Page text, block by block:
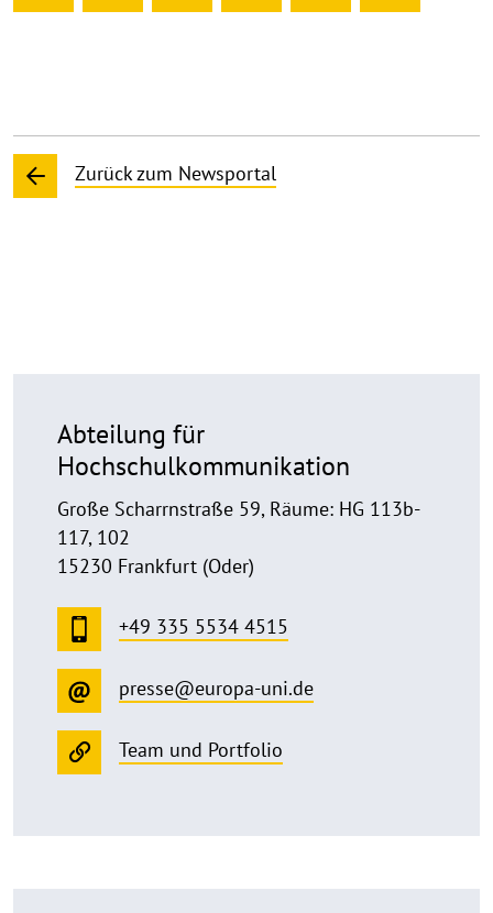
Zurück zum Newsportal
Abteilung für
Hochschulkommunikation
Große Scharrnstraße 59, Räume: HG 113b-
117, 102
15230 Frankfurt (Oder)
+49 335 5534 4515
presse@europa-uni.de
Team und Portfolio